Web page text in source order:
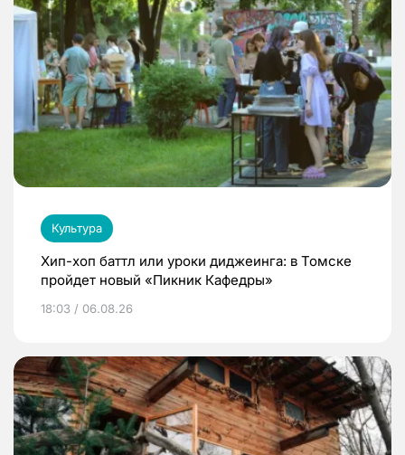
Культура
Хип-хоп баттл или уроки диджеинга: в Томске
пройдет новый «Пикник Кафедры»
18:03 / 06.08.26